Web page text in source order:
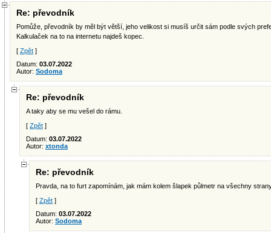
Re: převodník
Pomůže, převodník by měl být větší, jeho velikost si musíš určit sám podle svých
Kalkulaček na to na internetu najdeš kopec.
[ Zpět ]
Datum: 03.07.2022
Autor: Sodoma
Re: převodník
A taky aby se mu vešel do rámu.
[ Zpět ]
Datum: 03.07.2022
Autor: xtonda
Re: převodník
Pravda, na to furt zapomínám, jak mám kolem šlapek půlmetr na všechny
[ Zpět ]
Datum: 03.07.2022
Autor: Sodoma